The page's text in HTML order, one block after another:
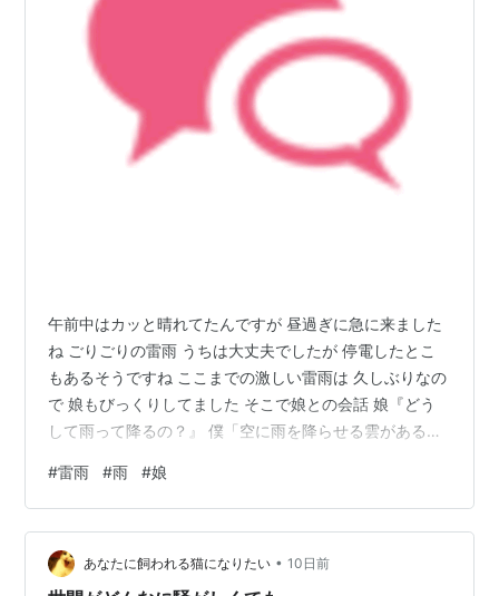
午前中はカッと晴れてたんですが 昼過ぎに急に来ました
ね ごりごりの雷雨 うちは大丈夫でしたが 停電したとこ
もあるそうですね ここまでの激しい雷雨は 久しぶりなの
で 娘もびっくりしてました そこで娘との会話 娘『どう
して雨って降るの？』 僕「空に雨を降らせる雲があるん
「行ってくれるといいね〜」 ( ´ー｀) うちは平和でした
ランキング参加中雑談・日記を書きたい人のグループ ラ
ンキング参加中ブログ仲間増やしたい方全員集合！✨ 初
心者も上級者も誰でも参加OK！ ランキング参加中雑談
ランキング参加中育児・子育て
#雷雨 #雨 #娘
あなたに飼われる猫になりたい • 10日前